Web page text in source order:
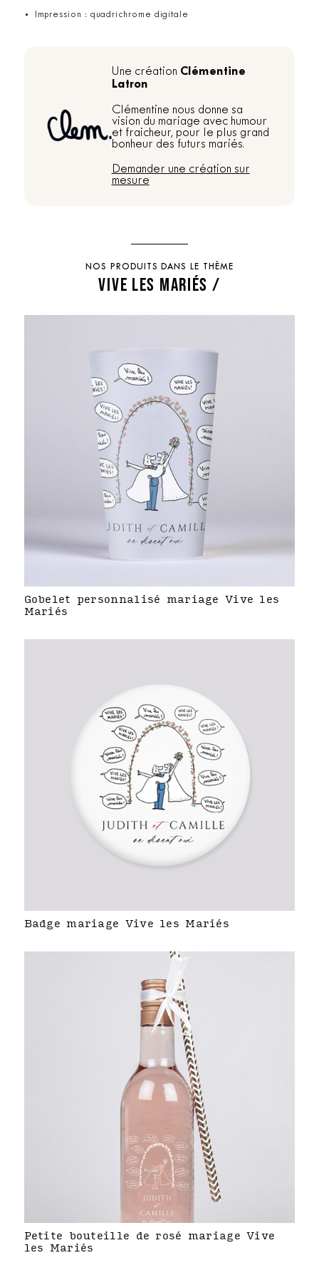
Impression : quadrichrome digitale
Une création Clémentine
Latron
Clémentine nous donne sa
vision du mariage avec humour
et fraicheur, pour le plus grand
bonheur des futurs mariés.
Demander une création sur
mesure
NOS PRODUITS DANS LE THÈME
VIVE LES MARIÉS /
Gobelet personnalisé mariage Vive les
Mariés
Badge mariage Vive les Mariés
Petite bouteille de rosé mariage Vive
les Mariés